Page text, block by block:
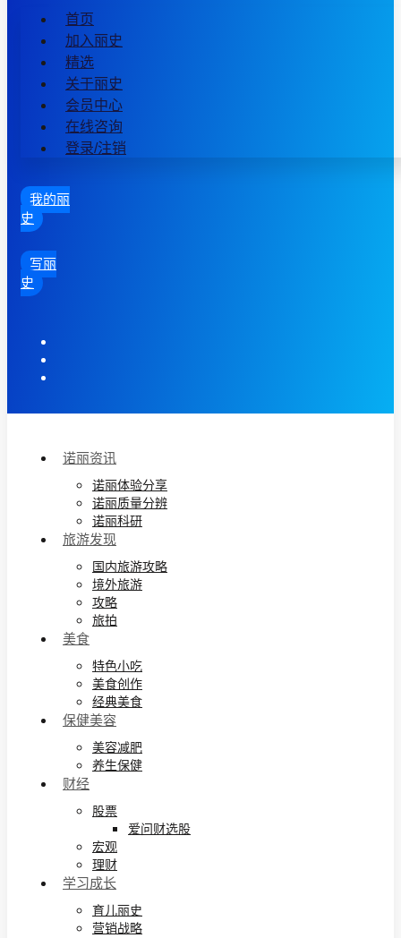
首页
加入丽史
精选
关于丽史
会员中心
在线咨询
登录/注销
我的丽
史
写丽
史
诺丽资讯
诺丽体验分享
诺丽质量分辨
诺丽科研
旅游发现
国内旅游攻略
境外旅游
攻略
旅拍
美食
特色小吃
美食创作
经典美食
保健美容
美容减肥
养生保健
财经
股票
爱问财选股
宏观
理财
学习成长
育儿丽史
营销战略